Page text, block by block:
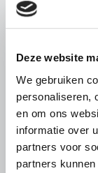
Deze website
We gebruiken
personaliseren,
en om ons
informatie over
partners voor
partners
Droogte
De
toenemende
tuinbouw. LTO
vrijwel alle